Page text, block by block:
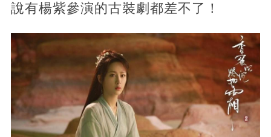
說有楊紫參演的古裝劇都差不了！